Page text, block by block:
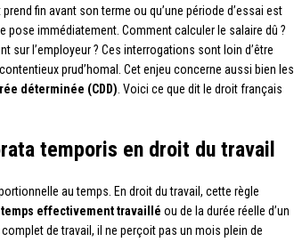
fin avant son terme ou qu’une période d’essai est
immédiatement. Comment calculer le salaire dû ?
sur l’employeur ? Ces interrogations sont loin d’être
prud’homal. Cet enjeu concerne aussi bien les
déterminée (CDD) . Voici ce que dit le droit français
temporis en droit du travail
au temps. En droit du travail, cette règle
temps effectivement travaillé ou de la durée réelle d’un
de travail, il ne perçoit pas un mois plein de